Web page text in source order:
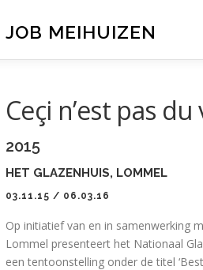
JOB MEIHUIZEN
Ceçi n’est pas
2015
HET GLAZENHUIS, LOMMEL
03.11.15 / 06.03.16
Op initiatief van en in samenwerking
Lommel presenteert het Nationaal
een tentoonstelling onder de titel